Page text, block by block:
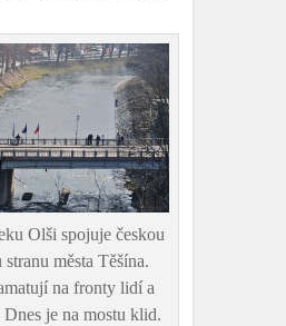
Olši spojuje českou
stranu města Těšína.
na fronty lidí a
je na mostu klid.